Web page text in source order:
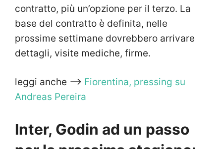
contratto, più un’opzione per il terzo. La
base del contratto è definita, nelle
prossime settimane dovrebbero arrivare
dettagli, visite mediche, firme.
leggi anche —> Fiorentina, pressing su
Andreas Pereira
Inter, Godin ad un passo